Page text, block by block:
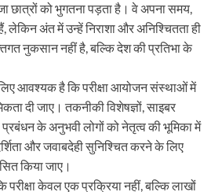
छात्रों को भुगतना पड़ता है। वे अपना समय,
अंत में उन्हें निराशा और अनिश्चितता ही
नुकसान नहीं है, बल्कि देश की प्रतिभा के
आवश्यक है कि परीक्षा आयोजन संस्थाओं में
दी जाए। तकनीकी विशेषज्ञों, साइबर
प्रबंधन के अनुभवी लोगों को नेतृत्व की भूमिका में
और जवाबदेही सुनिश्चित करने के लिए
किया जाए।
परीक्षा केवल एक प्रक्रिया नहीं, बल्कि लाखों